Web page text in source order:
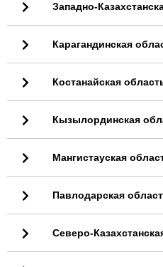
Западно-
Карагандинская
Костанайская
Кызылординская
Мангистауская
Павлодарская
Северо-